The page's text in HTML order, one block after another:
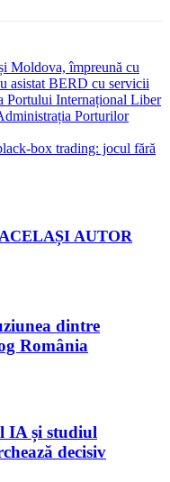
Moldova, împreună cu
asistat BERD cu servicii
Portului Internațional Liber
Porturilor
box trading: jocul fără
AUTOR
dintre
România
IA și studiul
decisiv